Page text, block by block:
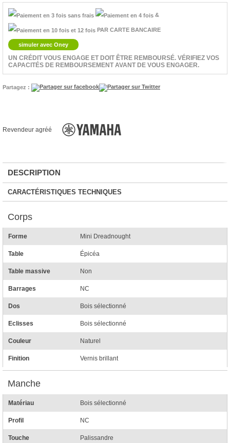
&
PAR CARTE BANCAIRE
simuler avec Oney
UN CRÉDIT VOUS ENGAGE ET DOIT ÊTRE REMBOURSÉ. VÉRIFIEZ VOS
CAPACITÉS DE REMBOURSEMENT AVANT DE VOUS ENGAGER.
Partagez :
Revendeur agréé
DESCRIPTION
CARACTÉRISTIQUES TECHNIQUES
Corps
Forme Mini Dreadnought
Table Épicéa
Table massive Non
Barrages NC
Dos Bois sélectionné
Eclisses Bois sélectionné
Couleur Naturel
Finition Vernis brillant
Manche
Matériau Bois sélectionné
Profil NC
Touche Palissandre